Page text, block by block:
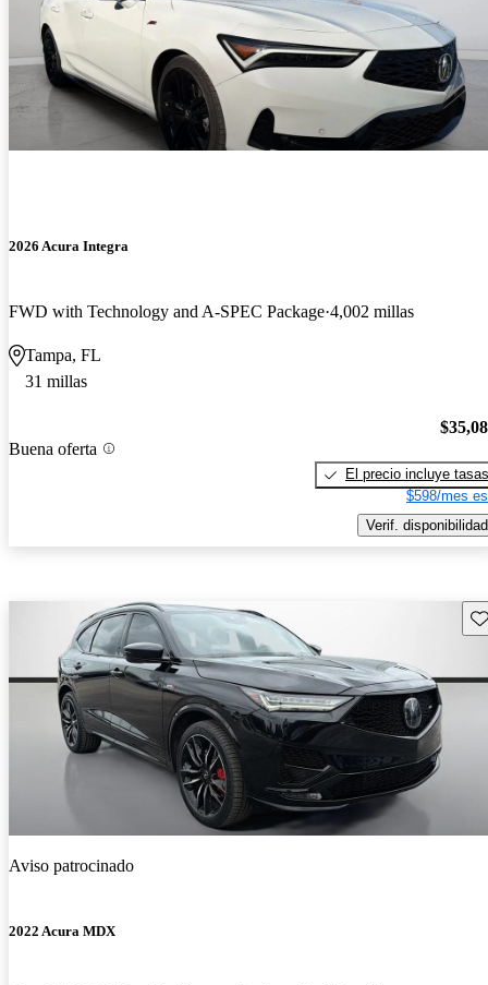
2026 Acura Integra
FWD with Technology and A-SPEC Package 4,002 millas
Tampa, FL
31 millas
Buena oferta
El precio incluye tasas
$598/mes
Verif. disponibilidad
Aviso patrocinado
2022 Acura MDX